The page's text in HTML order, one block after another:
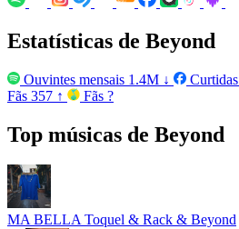
Estatísticas de Beyond
Ouvintes mensais 1.4M ↓ Curtidas
Fãs 357 ↑ Fãs ?
Top músicas de Beyond
MA BELLA Toquel & Rack & Beyond